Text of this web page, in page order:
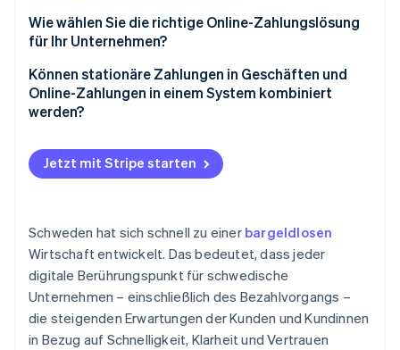
Jetzt ansehen
Überlegungen zu Währungen
Debitkarten und Kreditkarten
„Jetzt kaufen, später bezahlen“ (BNPL, Buy now, pay
later)
Banküberweisungen
Wie wählen Sie die richtige Online-Zahlungslösung
für Ihr Unternehmen?
Unterstützung lokaler Zahlungsmethoden
Einfache Integration und Anpassung
Transparente Preisgestaltung, die mit Ihnen skaliert
Sichtbarkeit, Berichterstattung und Kontrolle
Können stationäre Zahlungen in Geschäften und
Online-Zahlungen in einem System kombiniert
werden?
Eine einheitliche Übersicht der Transaktionen
Konsistente Daten über alle Kanäle hinweg
Weniger Arbeit für Ihr Team
Hilfe bei der Compliance
Jetzt mit Stripe starten
Schweden hat sich schnell zu einer bargeldlosen
Wirtschaft entwickelt. Das bedeutet, dass jeder
digitale Berührungspunkt für schwedische
Unternehmen – einschließlich des Bezahlvorgangs –
die steigenden Erwartungen der Kunden und Kundinnen
in Bezug auf Schnelligkeit, Klarheit und Vertrauen